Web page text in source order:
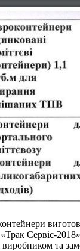
Сервіс-
та